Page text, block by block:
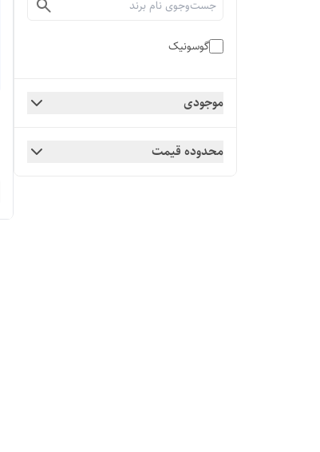
گوسونیک
موجودی
محدوده قیمت